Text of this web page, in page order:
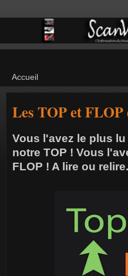
Les TOP et FLOP
Vous l'avez le plus
notre TOP ! Vous
FLOP ! A lire ou relire.